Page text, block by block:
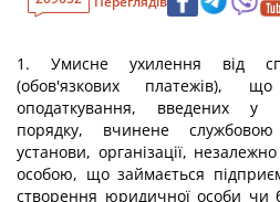
1. Умисне ухилення від
(обов'язкових платежів),
оподаткування, введених у
порядку, вчинене
установи, організації,
особою, що займається
створення юридичної особи чи